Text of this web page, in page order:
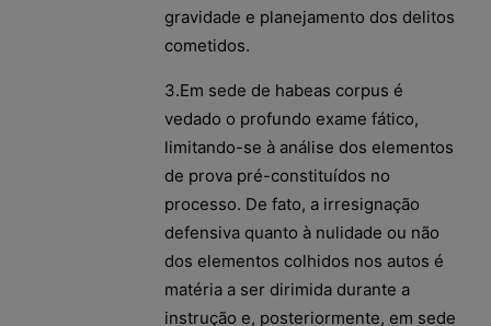
gravidade e planejamento dos delitos
cometidos.
3.Em sede de habeas corpus é
vedado o profundo exame fático,
limitando-se à análise dos elementos
de prova pré-constituídos no
processo. De fato, a irresignação
defensiva quanto à nulidade ou não
dos elementos colhidos nos autos é
matéria a ser dirimida durante a
instrução e, posteriormente, em sede